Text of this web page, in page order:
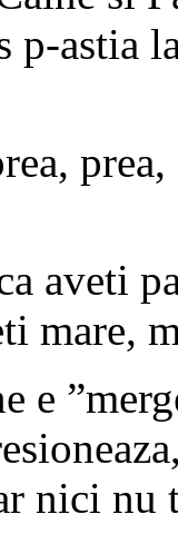
p-astia
aveti
mare,
e
nici nu